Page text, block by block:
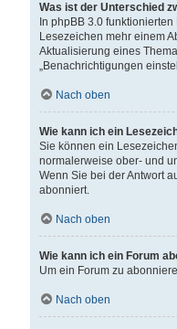
Was ist der Unterschied
In phpBB 3.0
Lesezeichen mehr einem
Aktualisierung eines
„Benachrichtigungen
Nach oben
Wie kann ich ein
Sie können ein
normalerweise ober- und
Wenn Sie bei der Antwort
abonniert.
Nach oben
Wie kann ich ein Forum
Um ein Forum zu
Nach oben